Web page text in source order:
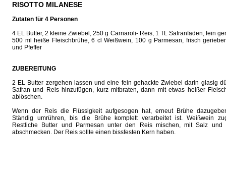
RISOTTO MILANESE
Zutaten für 4 Personen
4 EL Butter, 2 kleine Zwiebel, 250 g Carnaroli- Reis, 1 TL Safranfäden, fein
500 ml heiße Fleischbrühe, 6 cl Weißwein, 100 g Parmesan, frisch
und Pfeffer
ZUBEREITUNG
2 EL Butter zergehen lassen und eine fein gehackte Zwiebel darin glasig
Safran und Reis hinzufügen, kurz mitbraten, dann mit etwas heißer
ablöschen.
Wenn der Reis die Flüssigkeit aufgesogen hat, erneut Brühe
Ständig umrühren, bis die Brühe komplett verarbeitet ist. Weißwein
Restliche Butter und Parmesan unter den Reis mischen, mit Salz und
abschmecken. Der Reis sollte einen bissfesten Kern haben.